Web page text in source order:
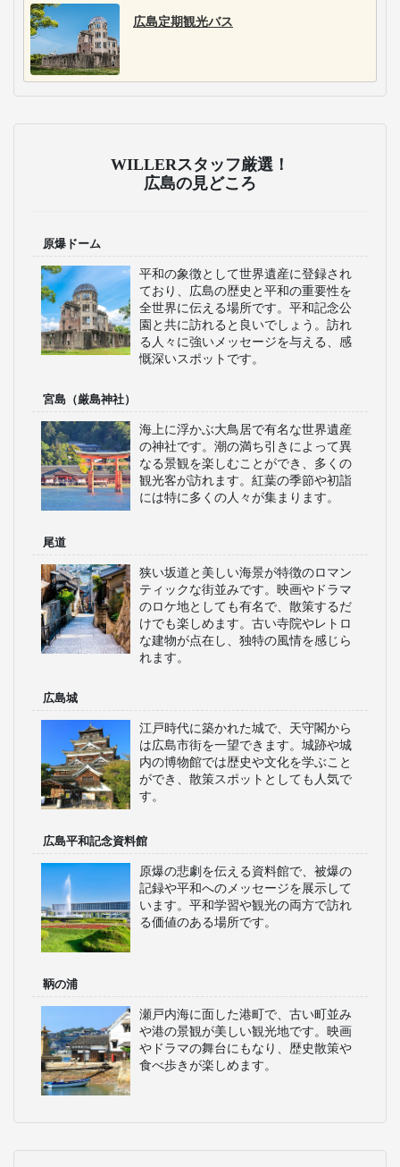
中国・関西を結ぶ路線
を展開。月間250便以上
両を運行しており、長
す。
おすすめのツアー
WILLERスタッフ厳選！
広島の見どころ
原爆ドーム
園と共に訪れると良いでしょう。訪れ
る人々に強いメッセージを与える、感
慨深いスポットです。
宮島（厳島神社）
の神社です。潮の満ち引きによって異
観光客が訪れます。紅葉の季節や初詣
には特に多くの人々が集まります。
尾道
けでも楽しめます。古い寺院やレトロ
な建物が点在し、独特の風情を感じら
れます。
広島城
江戸時代に築かれた城で、天守閣から